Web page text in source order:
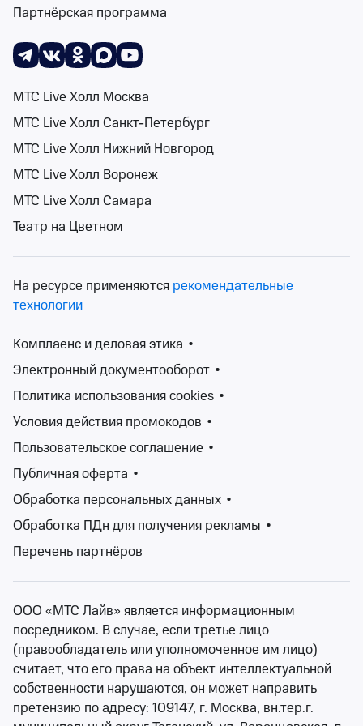
СпектаклиКонцертыДетям
Рок в июле 2027 года
1-31 июл 2027
К сожалению, мы ничего не нашли
Изменить фильтры
Сбросить фильтры
Концертный сезон непрерывен, а значит у вас всегда
есть возможность послушать любимую музыку.
Афиша концертов Амурской области ежедневно
пополняется: от классической и джазовой музыки, до
рока и электроники, от популярной музыки до
андеграунда. Знаменитые, заслуженные музыканты,
начинающие и андеграундные исполнители, музыка
для души, для танцев, для настроения. У вас всегда
есть возможность послушать как мэтров, так и новые
дарования, послушать любимые, привычные
композиции, либо узнать новых исполнителей и новые
веяния, или услышать как известные мелодии
приобретают новое звучание...
Партнёрская программа
МТС Live Холл Москва
МТС Live Холл Санкт-Петербург
МТС Live Холл Нижний Новгород
МТС Live Холл Воронеж
МТС Live Холл Самара
Театр на Цветном
На ресурсе применяются рекомендательные
технологии
Комплаенс и деловая этика •
Электронный документооборот •
Политика использования cookies •
Условия действия промокодов •
Пользовательское соглашение •
Публичная оферта •
Обработка персональных данных •
Обработка ПДн для получения рекламы •
Перечень партнёров
ООО «МТС Лайв» является информационным
посредником. В случае, если третье лицо
(правообладатель или уполномоченное им лицо)
считает, что его права на объект интеллектуальной
собственности нарушаются, он может направить
претензию по адресу: 109147, г. Москва, вн.тер.г.